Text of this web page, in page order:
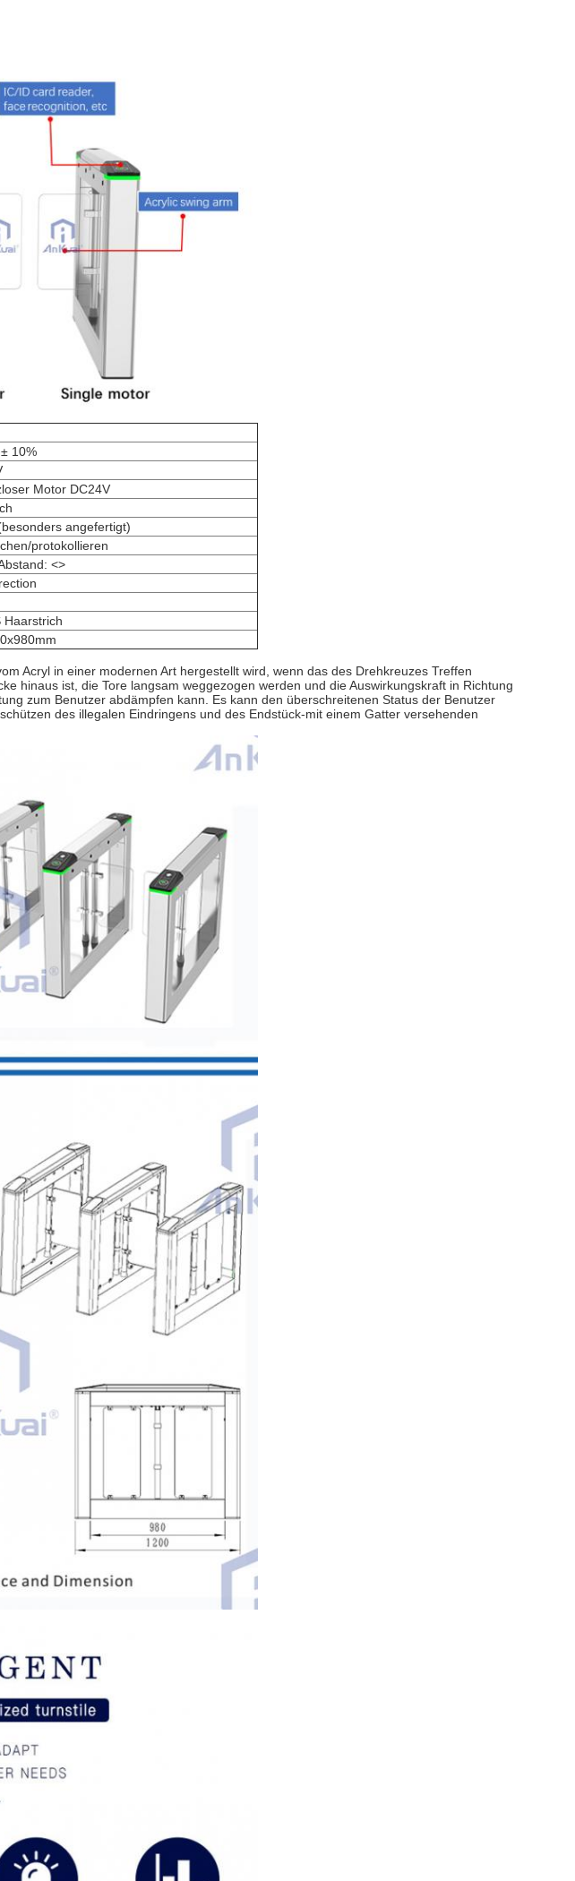
10%
Motor DC24V
angefertigt)
protokollieren
<>
Haarstrich
Acryl in einer modernen Art hergestellt wird, wenn das des Drehkreuzes Treffen
hinaus ist, die Tore langsam weggezogen werden und die Auswirkungskraft in Richtung
zum Benutzer abdämpfen kann. Es kann den überschreitenen Status der Benutzer
des illegalen Eindringens und des Endstück-mit einem Gatter versehenden